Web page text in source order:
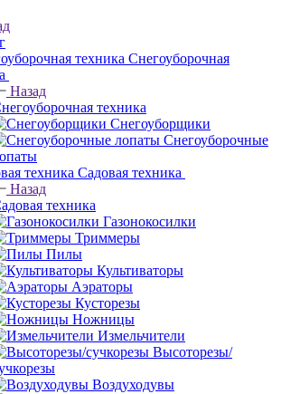
Снегоуборочная
Назад
техника
Снегоуборщики
Снегоуборочные
Садовая техника
Назад
техника
Газонокосилки
Триммеры
Пилы
Культиваторы
Аэраторы
Кусторезы
Ножницы
Измельчители
Высоторезы/
Воздуходувы